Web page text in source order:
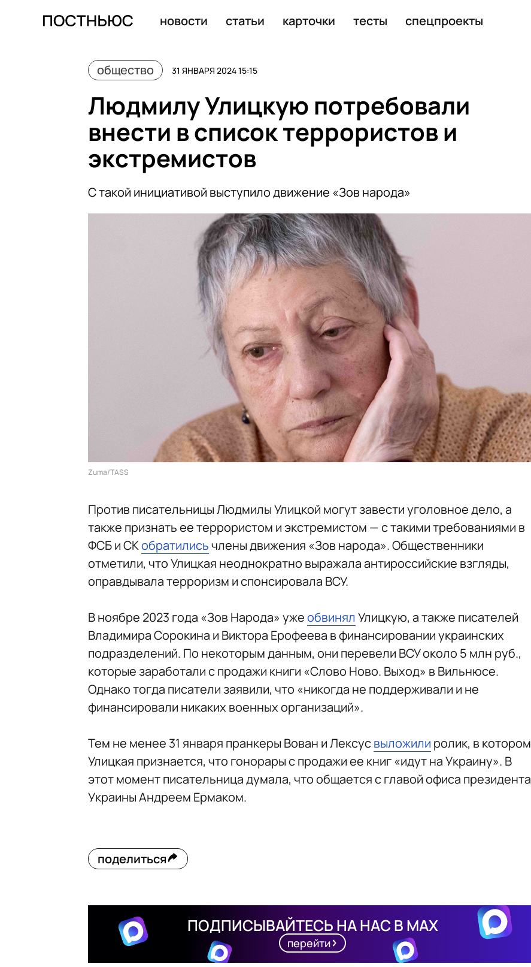
новости статьи карточки тесты спецпроекты
общество 31 ЯНВАРЯ 2024 15:15
Людмилу Улицкую потребовали
внести в список террористов и
экстремистов
С такой инициативой выступило движение «Зов народа»
Zuma/TASS
Против писательницы Людмилы Улицкой могут завести уголовное дело, а
также признать ее террористом и экстремистом — с такими требованиями в
ФСБ и СКобратилисьчлены движения «Зов народа». Общественники
отметили, что Улицкая неоднократно выражала антироссийские взгляды,
оправдывала терроризм и спонсировала ВСУ.
В ноябре 2023 года «Зов Народа» ужеобвинялУлицкую, а также писателей
Владимира Сорокина и Виктора Ерофеева в финансировании украинских
подразделений. По некоторым данным, они перевели ВСУ около 5 млн руб.,
которые заработали с продажи книги «Слово Ново. Выход» в Вильнюсе.
Однако тогда писатели заявили, что «никогда не поддерживали и не
финансировали никаких военных организаций».
Тем не менее 31 января пранкеры Вован и Лексусвыложили ролик, в котором
Улицкая признается, что гонорары с продажи ее книг «идут на Украину». В
этот момент писательница думала, что общается с главой офиса президента
Украины Андреем Ермаком.
поделиться
ПОДПИСЫВАЙТЕСЬ НА НАС В MAX
перейти